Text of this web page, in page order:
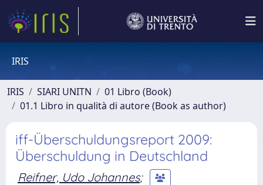
IRIS
IRIS SIARI UNITN
01 Libro (Book)
01.1 Libro in qualità di autore (Book as author)
iff-Überschuldungsreport 2009:
Überschuldung in Deutschland
Reifner, Udo Johannes;